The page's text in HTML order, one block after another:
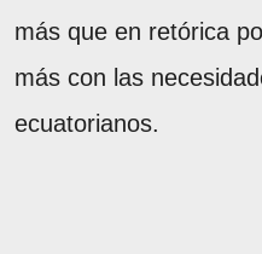
más que en retórica
más con las
ecuatorianos.